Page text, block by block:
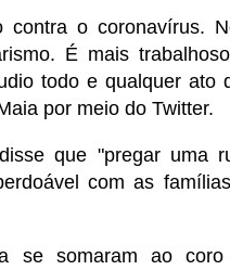
contra o coronavírus.
É mais
todo e qualquer ato
por meio do Twitter.
que "pregar uma
com as
se somaram ao